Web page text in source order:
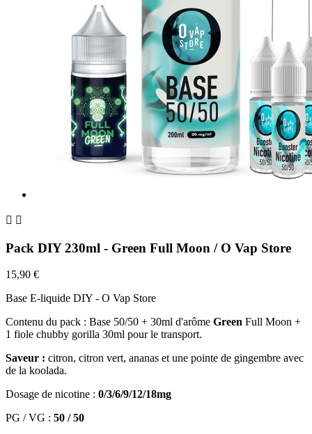
 
Pack DIY 230ml - Green Full Moon / O Vap Store
15,90 €
Base E-liquide DIY - O Vap Store
Contenu du pack : Base 50/50 + 30ml d'arôme Green Full Moon +
1 fiole chubby gorilla 30ml pour le transport.
Saveur : citron, citron vert, ananas et une pointe de gingembre avec
de la koolada.
Dosage de nicotine : 0/3/6/9/12/18mg
PG / VG : 50 / 50